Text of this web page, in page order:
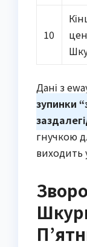
10
Дані з
зупинки
гнучкою
виходить